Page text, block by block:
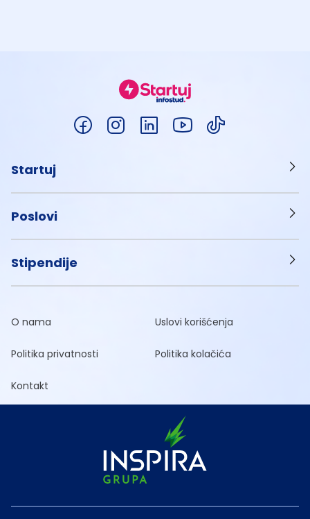
Startuj
Poslovi
Stipendije
O nama Uslovi korišćenja
Politika privatnosti Politika kolačića
Kontakt